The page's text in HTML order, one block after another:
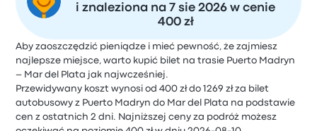
i znaleziona na 7 sie 2026 w cenie
400 zł
Aby zaoszczędzić pieniądze i mieć pewność, że zajmiesz
najlepsze miejsce, warto kupić bilet na trasie Puerto Madryn
– Mar del Plata jak najwcześniej.
Przewidywany koszt wynosi od 400 zł do 1269 zł za bilet
autobusowy z Puerto Madryn do Mar del Plata na podstawie
cen z ostatnich 2 dni. Najniższej ceny za podróż możesz